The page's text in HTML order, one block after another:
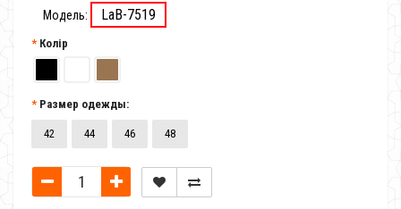
Модель: LaB-7519
Колір
Размер одежды:
42 44 46 48